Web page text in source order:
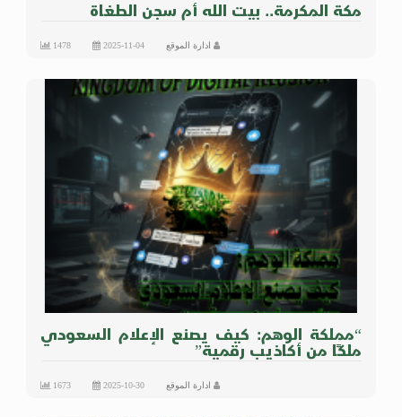
مكة المكرمة.. بيت الله أم سجن الطغاة
ادارة الموقع 2025-11-04
1478
“مملكة الوهم: كيف يصنع الإعلام السعودي
ملكًا من أكاذيب رقمية”
ادارة الموقع 2025-10-30
1673